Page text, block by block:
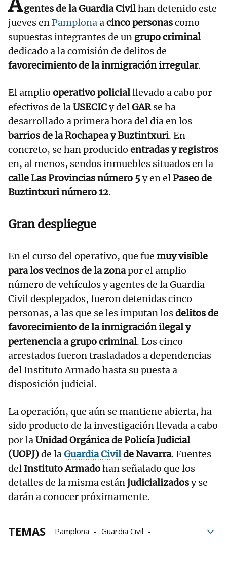
gentes de la Guardia Civilhan detenido este
jueves enPamplonaacinco personascomo
supuestas integrantes de un grupo criminal
dedicado a la comisión de delitos de
favorecimiento de la inmigración irregular.
El amplio operativo policialllevado a cabo por
efectivos de laUSECICy delGARse ha
desarrollado a primera hora del día en los
barrios de la Rochapea y Buztintxuri. En
concreto, se han producido entradas y registros
en, al menos, sendos inmuebles situados en la
calle Las Provincias número 5y en elPaseo de
Buztintxuri número 12.
Gran despliegue
En el curso del operativo, que fue muy visible
para los vecinos de la zonapor el amplio
número de vehículos y agentes de la Guardia
Civil desplegados, fueron detenidas cinco
personas, a las que se les imputan losdelitos de
favorecimiento de la inmigración ilegal y
pertenencia a grupo criminal. Los cinco
arrestados fueron trasladados a dependencias
del Instituto Armado hasta su puesta a
disposición judicial.
La operación, que aún se mantiene abierta, ha
sido producto de la investigación llevada a cabo
por laUnidad Orgánica de Policía Judicial
(UOPJ)de laGuardia Civilde Navarra. Fuentes
del Instituto Armadohan señalado que los
detalles de la misma estánjudicializadosy se
darán a conocer próximamente.
TEMAS Pamplona
Guardia Civil